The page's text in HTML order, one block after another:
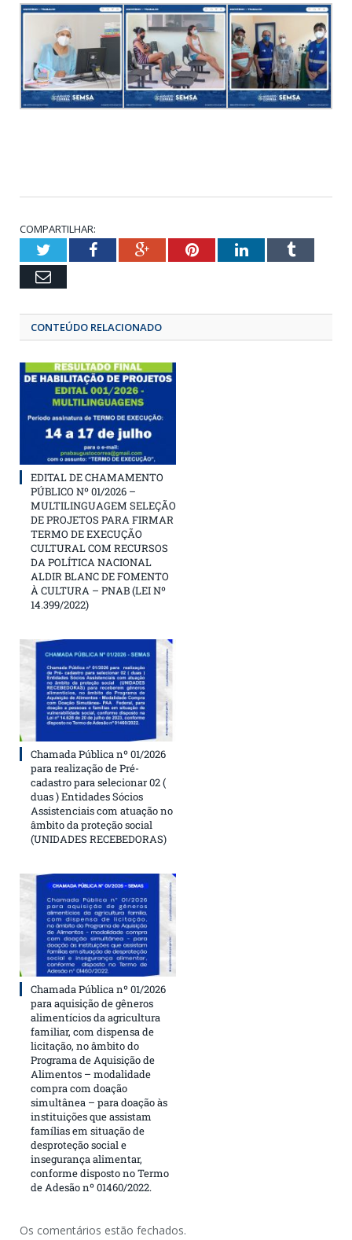
COMPARTILHAR:
TwitterFacebookGoogle+Pinterest
LinkedIn
Email
CONTEÚDO RELACIONADO
EDITAL DE CHAMAMENTO
PÚBLICO Nº 01/2026 –
MULTILINGUAGEM SELEÇÃO
DE PROJETOS PARA FIRMAR
TERMO DE EXECUÇÃO
CULTURAL COM RECURSOS
DA POLÍTICA NACIONAL
ALDIR BLANC DE FOMENTO
À CULTURA – PNAB (LEI Nº
14.399/2022)
Chamada Pública nº 01/2026
para realização de Pré-
cadastro para selecionar 02 (
duas ) Entidades Sócios
Assistenciais com atuação no
âmbito da proteção social
(UNIDADES RECEBEDORAS)
Chamada Pública nº 01/2026
para aquisição de gêneros
alimentícios da agricultura
familiar, com dispensa de
licitação, no âmbito do
Programa de Aquisição de
Alimentos – modalidade
compra com doação
simultânea – para doação às
instituições que assistam
famílias em situação de
desproteção social e
insegurança alimentar,
conforme disposto no Termo
de Adesão nº 01460/2022.
Os comentários estão fechados.